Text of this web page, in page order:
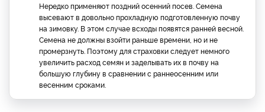
Нередко применяют поздний осенний посев. Семена
высевают в довольно прохладную подготовленную почву
на зимовку. В этом случае всходы появятся ранней весной.
Семена не должны взойти раньше времени, но и не
промерзнуть. Поэтому для страховки следует немного
увеличить расход семян и заделывать их в почву на
большую глубину в сравнении с раннеосенним или
весенним сроками.